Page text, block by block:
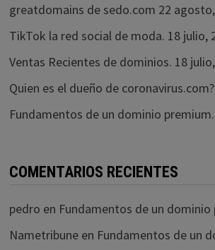
greatdomains de sedo.com 22
TikTok la red social de moda. 18 julio,
Ventas Recientes de dominios. 18
Quien es el dueño de coronavirus.com?
Fundamentos de un dominio premium.
COMENTARIOS RECIENTES
pedro en Fundamentos de un dominio
Nametribuneen Fundamentos de un